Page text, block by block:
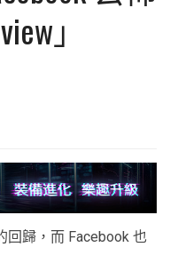
」
回歸，而 Facebook 也